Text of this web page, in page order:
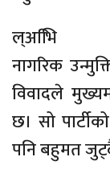
ल्अभिि
नागरिक
विवादले
छ। सो
पनि बहुमत